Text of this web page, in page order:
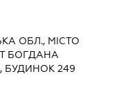
ОБЛ., МІСТО
БОГДАНА
БУДИНОК 249